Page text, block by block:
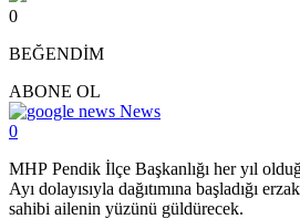
0
BEĞENDİM
ABONE OL
News
0
MHP Pendik İlçe Başkanlığı her yıl
Ayı dolayısıyla dağıtımına başladığı
sahibi ailenin yüzünü güldürecek.